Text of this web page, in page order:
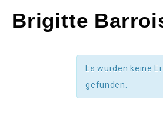
Brigitte
Es wurden keine
gefunden.